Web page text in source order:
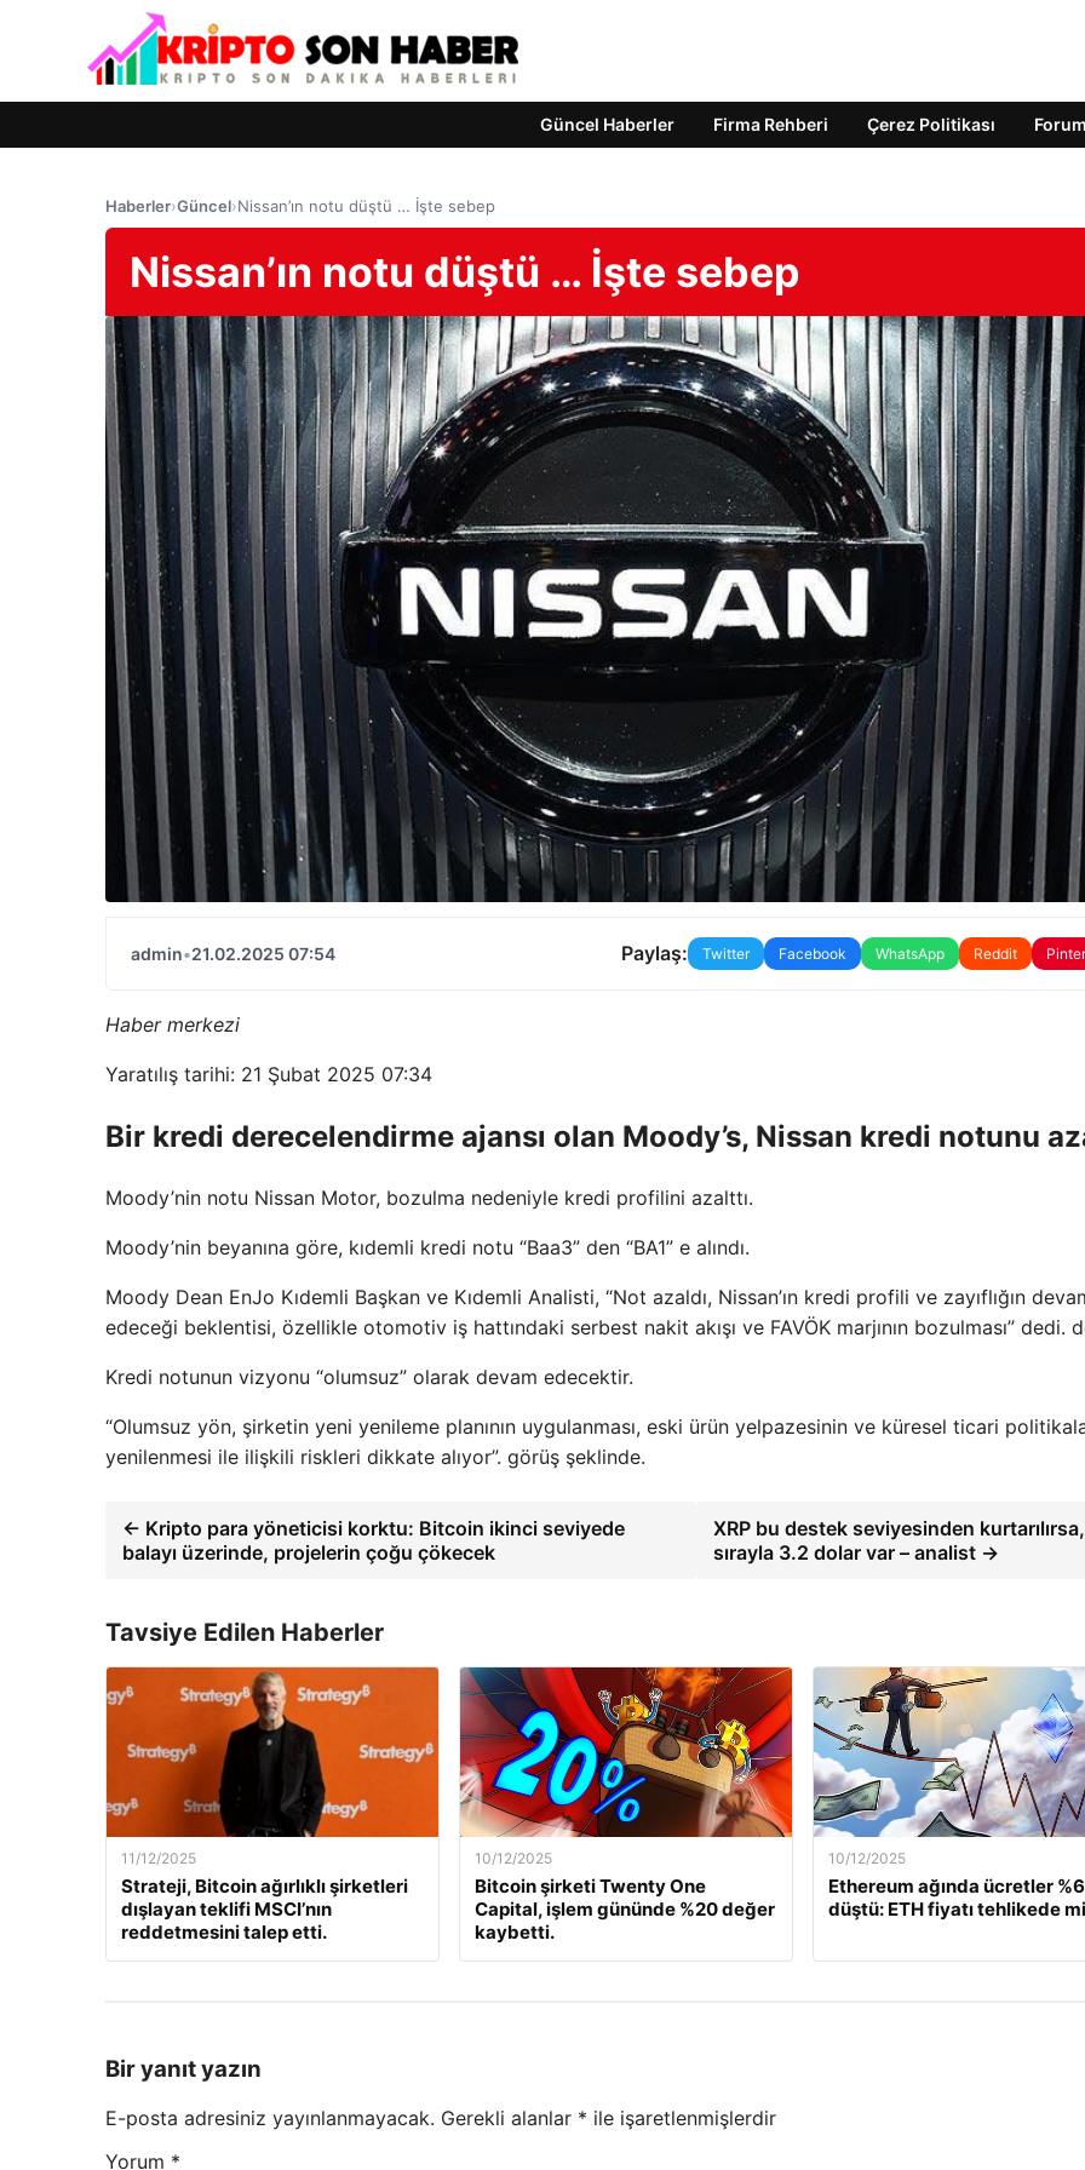
Güncel Haberler Firma Rehberi Çerez Politikası Forum
Haberler›Güncel›Nissan’ın notu düştü … İşte sebep
Nissan’ın notu düştü … İşte sebep
admin•21.02.2025 07:54 Paylaş: Twitter Facebook WhatsApp Reddit
Haber merkezi
Yaratılış tarihi: 21 Şubat 2025 07:34
Bir kredi derecelendirme ajansı olan Moody’s, Nissan kredi notunu
Moody’nin notu Nissan Motor, bozulma nedeniyle kredi profilini azalttı.
Moody’nin beyanına göre, kıdemli kredi notu “Baa3” den “BA1” e alındı.
Moody Dean EnJo Kıdemli Başkan ve Kıdemli Analisti, “Not azaldı, Nissan’ın kredi profili ve zayıflığın
edeceği beklentisi, özellikle otomotiv iş hattındaki serbest nakit akışı ve FAVÖK marjının bozulması” dedi.
Kredi notunun vizyonu “olumsuz” olarak devam edecektir.
“Olumsuz yön, şirketin yeni yenileme planının uygulanması, eski ürün yelpazesinin ve küresel ticari
yenilenmesi ile ilişkili riskleri dikkate alıyor”. görüş şeklinde.
← Kripto para yöneticisi korktu: Bitcoin ikinci seviyede
balayı üzerinde, projelerin çoğu çökecek
XRP bu destek seviyesinden kurtarılırsa,
sırayla 3.2 dolar var – analist →
Tavsiye Edilen Haberler
11/12/2025
Strateji, Bitcoin ağırlıklı şirketleri
dışlayan teklifi MSCI’nın
reddetmesini talep etti.
10/12/2025
Bitcoin şirketi Twenty One
Capital, işlem gününde %20 değer
kaybetti.
10/12/2025
Ethereum ağında ücretler
düştü: ETH fiyatı tehlikede
Bir yanıt yazın
E-posta adresiniz yayınlanmayacak. Gerekli alanlar * ile işaretlenmişlerdir
Yorum *